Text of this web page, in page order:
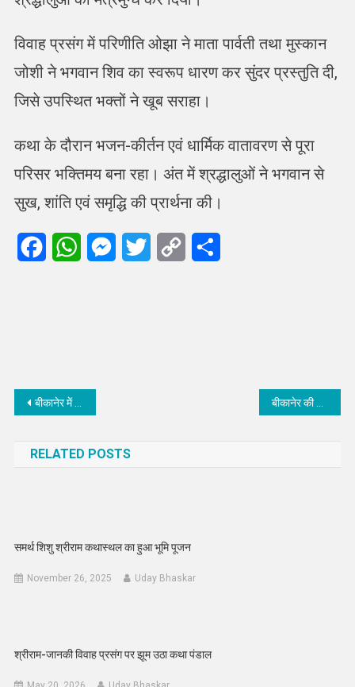
विवाह प्रसंग में परिणीति ओझा ने माता पार्वती तथा मुस्कान
जोशी ने भगवान शिव का स्वरूप धारण कर सुंदर प्रस्तुति दी,
जिसे उपस्थित भक्तों ने खूब सराहा।
कथा के दौरान भजन-कीर्तन एवं धार्मिक वातावरण से पूरा
परिसर भक्तिमय बना रहा। अंत में श्रद्धालुओं ने भगवान से
सुख, शांति एवं समृद्धि की प्रार्थना की।
FacebookWhatsAppMessenger
Twitter
Copy
Post
बीकानेर में इसी माह होगा ‘कलम श्री अवार्ड’ आयोजन, तैयारियां तेज
RELATED POSTS
समर्थ शिशु श्रीराम कथास्थल का हुआ भूमि पूजन
November 26, 2025 Uday Bhaskar
श्रीराम-जानकी विवाह प्रसंग पर झूम उठा कथा पंडाल